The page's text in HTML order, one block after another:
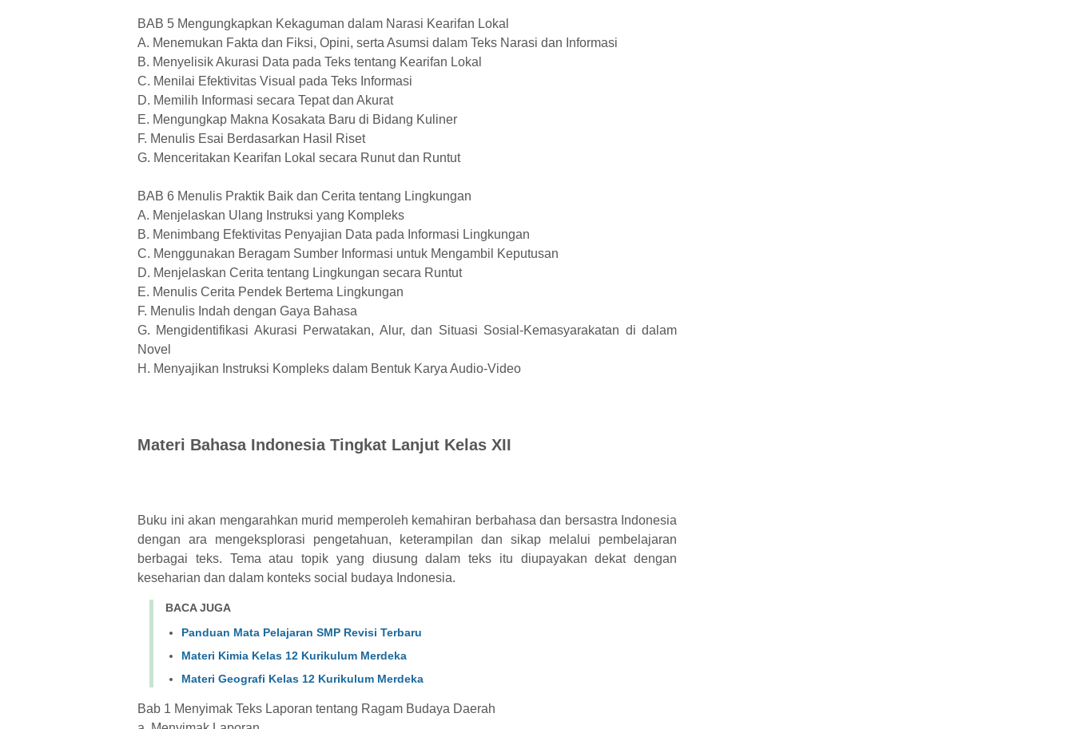
BAB 5 Mengungkapkan Kekaguman dalam Narasi Kearifan Lokal
A. Menemukan Fakta dan Fiksi, Opini, serta Asumsi dalam Teks Narasi dan Informasi
B. Menyelisik Akurasi Data pada Teks tentang Kearifan Lokal
C. Menilai Efektivitas Visual pada Teks Informasi
D. Memilih Informasi secara Tepat dan Akurat
E. Mengungkap Makna Kosakata Baru di Bidang Kuliner
F. Menulis Esai Berdasarkan Hasil Riset
G. Menceritakan Kearifan Lokal secara Runut dan Runtut
BAB 6 Menulis Praktik Baik dan Cerita tentang Lingkungan
A. Menjelaskan Ulang Instruksi yang Kompleks
B. Menimbang Efektivitas Penyajian Data pada Informasi Lingkungan
C. Menggunakan Beragam Sumber Informasi untuk Mengambil Keputusan
D. Menjelaskan Cerita tentang Lingkungan secara Runtut
E. Menulis Cerita Pendek Bertema Lingkungan
F. Menulis Indah dengan Gaya Bahasa
G. Mengidentifikasi Akurasi Perwatakan, Alur, dan Situasi Sosial-Kemasyarakatan di dalam
Novel
H. Menyajikan Instruksi Kompleks dalam Bentuk Karya Audio-Video
Materi Bahasa Indonesia Tingkat Lanjut Kelas XII
Buku ini akan mengarahkan murid memperoleh kemahiran berbahasa dan bersastra Indonesia
dengan ara mengeksplorasi pengetahuan, keterampilan dan sikap melalui pembelajaran
berbagai teks. Tema atau topik yang diusung dalam teks itu diupayakan dekat dengan
keseharian dan dalam konteks social budaya Indonesia.
BACA JUGA
Panduan Mata Pelajaran SMP Revisi Terbaru
Materi Kimia Kelas 12 Kurikulum Merdeka
Materi Geografi Kelas 12 Kurikulum Merdeka
Bab 1 Menyimak Teks Laporan tentang Ragam Budaya Daerah